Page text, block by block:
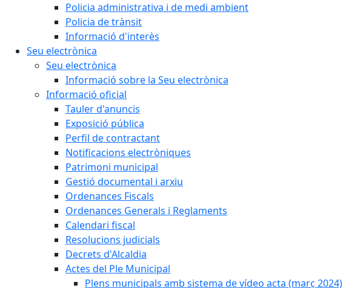
Policia administrativa i de medi ambient
Policia de trànsit
Informació d'interès
Seu electrònica
Seu electrònica
Informació sobre la Seu electrònica
Informació oficial
Tauler d'anuncis
Exposició pública
Perfil de contractant
Notificacions electròniques
Patrimoni municipal
Gestió documental i arxiu
Ordenances Fiscals
Ordenances Generals i Reglaments
Calendari fiscal
Resolucions judicials
Decrets d'Alcaldia
Actes del Ple Municipal
Plens municipals amb sistema de vídeo acta (març 2024)